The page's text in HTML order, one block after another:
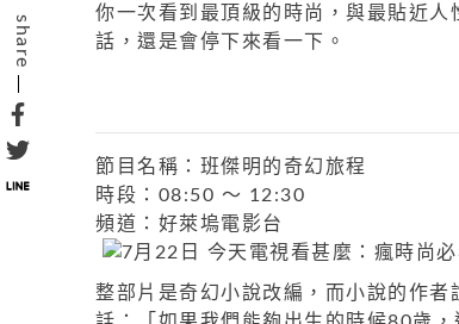
share
你一次看到最頂級的時尚，與最貼近
話，還是會停下來看一下。
節目名稱：班傑明的奇幻旅程
時段：08:50 ～ 12:30
頻道：好萊塢電影台
整部片是奇幻小說改編，而小說的作